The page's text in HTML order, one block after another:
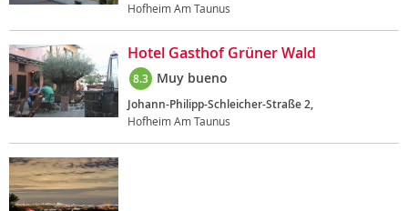
Hofheim Am Taunus
Hotel Gasthof Grüner Wald
8.3 Muy bueno
Johann-Philipp-Schleicher-Straße 2,
Hofheim Am Taunus